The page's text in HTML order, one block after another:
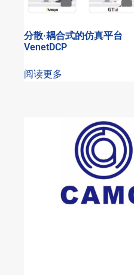
分散·耦合式的仿真平台
VenetDCP
阅读更多